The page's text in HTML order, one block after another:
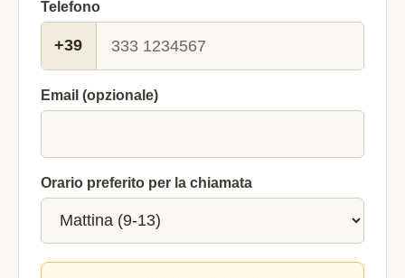
Telefono
+39
Email (opzionale)
Orario preferito per la chiamata